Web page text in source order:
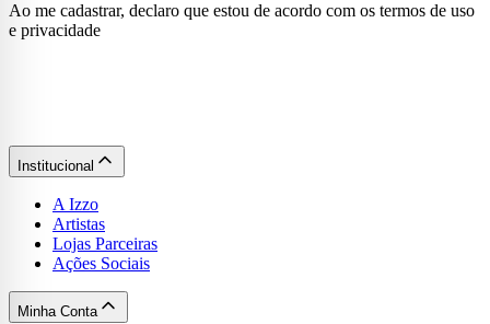
Ao me cadastrar, declaro que estou de acordo com os termos de uso
e privacidade
Institucional
A Izzo
Artistas
Lojas Parceiras
Ações Sociais
Minha Conta